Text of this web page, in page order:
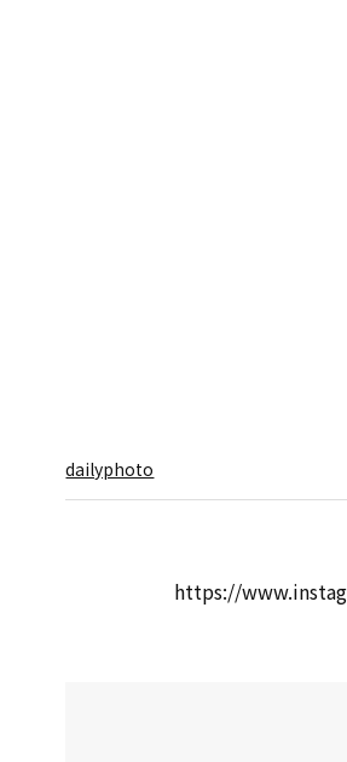
dailyphoto
https://